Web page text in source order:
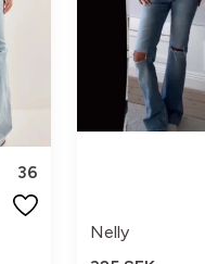
36
Nelly